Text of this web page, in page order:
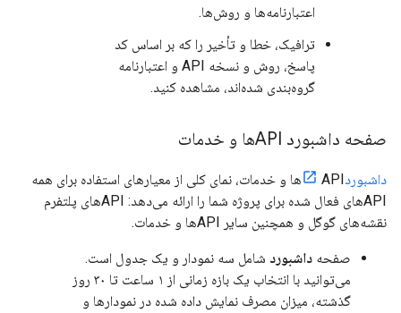
اعتبارنامه‌ها و روش‌ها.
ترافیک، خطا و تأخیر را که بر اساس کد
پاسخ، روش و نسخه API و اعتبارنامه
گروه‌بندی شده‌اند، مشاهده کنید.
صفحه داشبورد APIها و خدمات
داشبورد
APIها و خدمات، نمای کلی از معیارهای استفاده برای همه
APIهای فعال شده برای پروژه شما را ارائه می‌دهد: APIهای پلتفرم
نقشه‌های گوگل و همچنین سایر APIها و خدمات.
صفحه داشبورد شامل سه نمودار و یک جدول است.
می‌توانید با انتخاب یک بازه زمانی از ۱ ساعت تا ۳۰ روز
گذشته، میزان مصرف نمایش داده شده در نمودارها و